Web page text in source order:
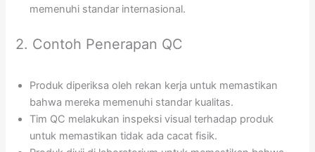
memenuhi standar internasional.
2. Contoh Penerapan QC
Produk diperiksa oleh rekan kerja untuk memastikan
bahwa mereka memenuhi standar kualitas.
Tim QC melakukan inspeksi visual terhadap produk
untuk memastikan tidak ada cacat fisik.